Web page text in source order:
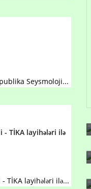
Seysmoloji...
- TİKA layihələri ilə
TİKA layihələri ilə...